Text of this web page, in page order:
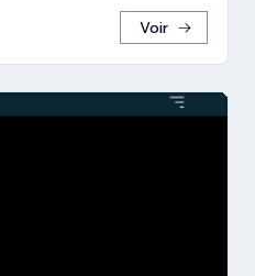
Voir